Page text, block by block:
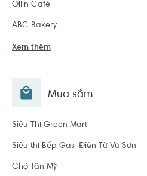
Ollin Café
ABC Bakery
Xem thêm
Mua sắm
Siêu Thị Green Mart
Siêu thị Bếp Gas-Điện Từ Vũ Sơn
Chợ Tân Mỹ